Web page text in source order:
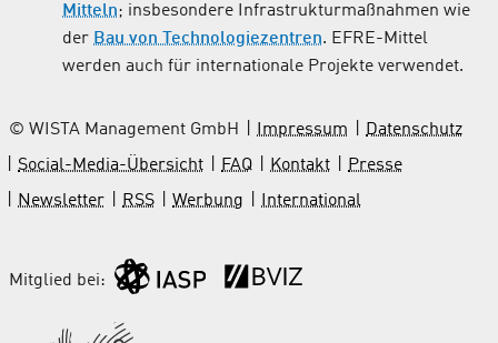
Mitteln; insbesondere Infrastrukturmaßnahmen wie
der Bau von Technologiezentren. EFRE-Mittel
werden auch für internationale Projekte verwendet.
© WISTA Management GmbH Impressum
Datenschutz
Social-Media-Übersicht
FAQ Kontakt
Presse
Newsletter
RSS Werbung International
Mitglied bei: